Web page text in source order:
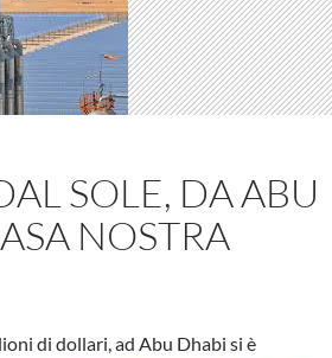
SOLE, DA ABU
NOSTRA
di dollari, ad Abu Dhabi si è